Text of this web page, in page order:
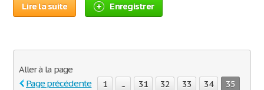
Lire la suite Enregistrer
Aller à la page
Page précédente
1 ... 31 32 33 34 35